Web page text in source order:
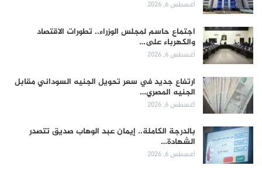
أغسطس 6, 2026
اجتماع حاسم لمجلس الوزراء.. تطورات الاقتصاد
والكهرباء على…
أغسطس 6, 2026
ارتفاع جديد في سعر تحويل الجنيه السوداني مقابل
الجنيه المصري…
أغسطس 6, 2026
بالدرجة الكاملة.. إيمان عبد الوهاب صديق تتصدر
الشهادة…
أغسطس 6, 2026